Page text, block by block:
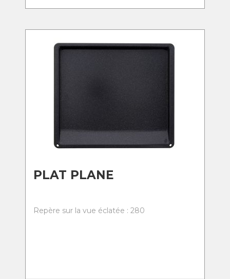
PLAT PLANE
Repère sur la vue éclatée : 280